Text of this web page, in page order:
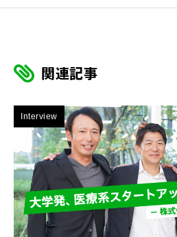
関連記事
Interview